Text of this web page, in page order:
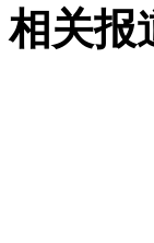
为给重病儿
相关报